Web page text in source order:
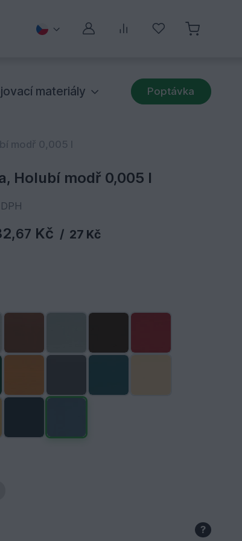
Můj účetPorovnávání
Oblíbené
materiály Poptávka
modř 0,005 l
Holubí modř 0,005 l
67 Kč / 27 Kč
?